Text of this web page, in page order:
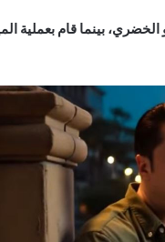
بينما قام بعملية يكتب
مصطفى كامل سيف
ميلاد جديد